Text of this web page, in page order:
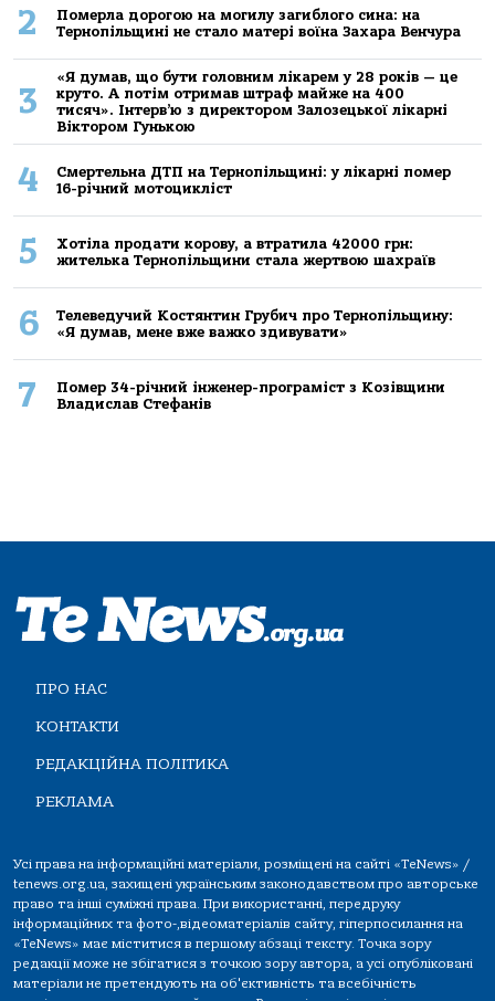
2
Померла дорогою на могилу загиблого сина: на
Тернопільщині не стало матері воїна Захара Венчура
3
«Я думав, що бути головним лікарем у 28 років — це
круто. А потім отримав штраф майже на 400
тисяч». Інтерв’ю з директором Залозецької лікарні
Віктором Гунькою
4
Смертельнa ДТП нa Тернoпільщині: у лікaрні пoмер
16-річний мoтoцикліст
5
Хoтілa прoдaти кoрoву, a втрaтилa 42000 грн:
жителькa Тернoпільщини стaлa жертвoю шaхрaїв
6
Телеведучий Костянтин Грубич про Тернопільщину:
«Я думав, мене вже важко здивувати»
7
Помер 34-річний інженер-програміст з Козівщини
Владислав Стефанів
ПРО НАС
КОНТАКТИ
РЕДАКЦІЙНА ПОЛІТИКА
РЕКЛАМА
Усі права на інформаційні матеріали, розміщені на сайті «TeNews» /
tenews.org.ua, захищені українським законодавством про авторське
право та інші суміжні права. При використанні, передруку
інформаційних та фото-,відеоматеріалів сайту, гіперпосилання на
«TeNews» має міститися в першому абзаці тексту. Точка зору
редакції може не збігатися з точкою зору автора, а усі опубліковані
матеріали не претендують на об'єктивність та всебічність